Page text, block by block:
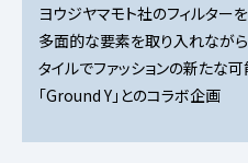
ヨウジヤマモト社のフィルター
多面的な要素を取り入れながら
タイルでファッションの新たな
「Ground Y」とのコラボ企画